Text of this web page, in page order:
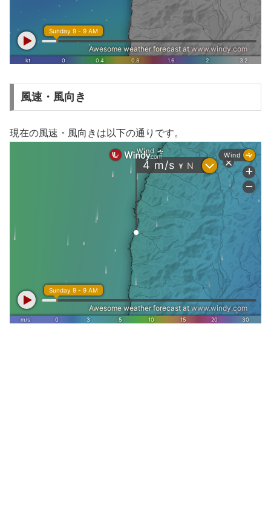
風速・風向き
現在の風速・風向きは以下の通りです。